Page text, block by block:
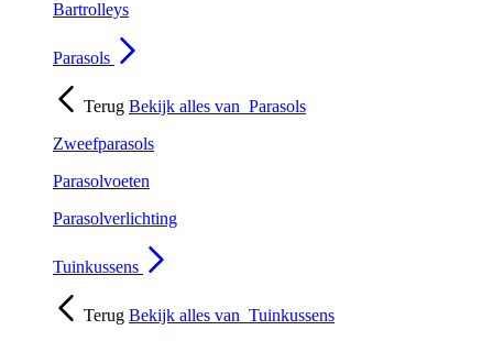
Bartrolleys
Parasols
Terug Bekijk alles van Parasols
Zweefparasols
Parasolvoeten
Parasolverlichting
Tuinkussens
Terug Bekijk alles van Tuinkussens